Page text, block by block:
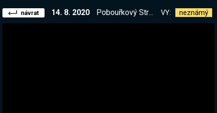
návrat 14. 8. 2020 Pobouřkový Stream. Factorio 1.0, Solo, protože mi nejede multiplayer, snad to fixnem :D VY: neznámý